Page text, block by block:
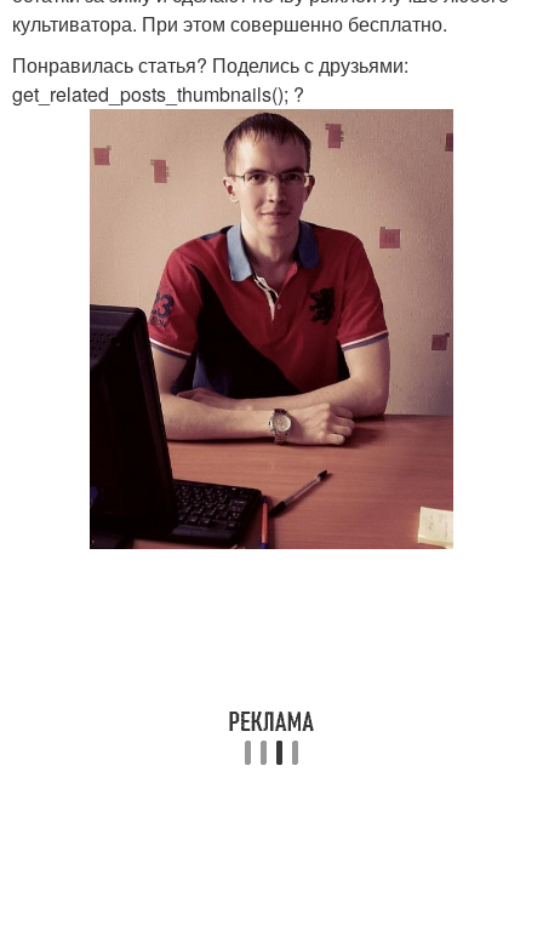
культиватора. При этом совершенно бесплатно.
Понравилась статья? Поделись с друзьями:
get_related_posts_thumbnails(); ?